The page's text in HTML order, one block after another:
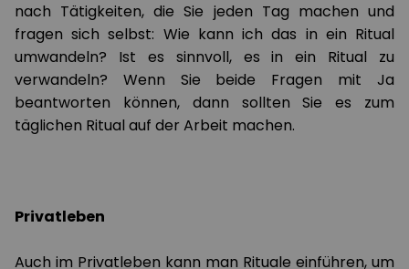
nach Tätigkeiten, die Sie jeden Tag machen und
fragen sich selbst: Wie kann ich das in ein Ritual
umwandeln? Ist es sinnvoll, es in ein Ritual zu
verwandeln? Wenn Sie beide Fragen mit Ja
beantworten können, dann sollten Sie es zum
täglichen Ritual auf der Arbeit machen.
Privatleben
Auch im Privatleben kann man Rituale einführen, um